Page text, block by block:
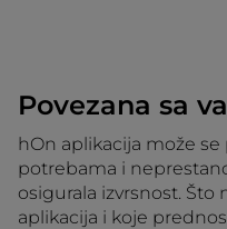
Povezana sa
hOn aplikacija može
potrebama i
osigurala izvrsnost. Što
aplikacija i koje